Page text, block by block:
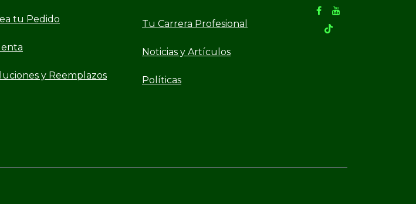
tu Pedido
y Reemplazos
Tu Carrera Profesional
Noticias y Artículos
Políticas